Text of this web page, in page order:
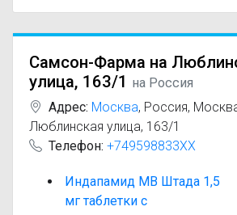
Самсон-Фарма на
улица, 163/1 на Россия
Адрес: Москва, Россия,
Люблинская улица, 163/1
Телефон: +749598833XX
Индапамид МВ Штада 1,5
мг таблетки с